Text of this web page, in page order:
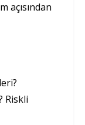
açısından
Riskli